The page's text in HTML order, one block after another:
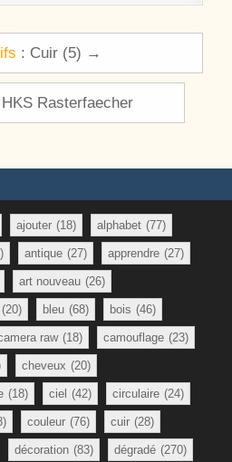
l’article
: Cuir (5) →
Rasterfaecher
ajouter (18) alphabet (77)
antique (27) apprendre (27)
art nouveau (26)
(20) bleu (68) bois (46)
raw (18) camouflage (23)
cheveux (20)
(18) ciel (42) circulaire (24)
couleur (76) cuir (28)
décoration (83) dégradé (270)